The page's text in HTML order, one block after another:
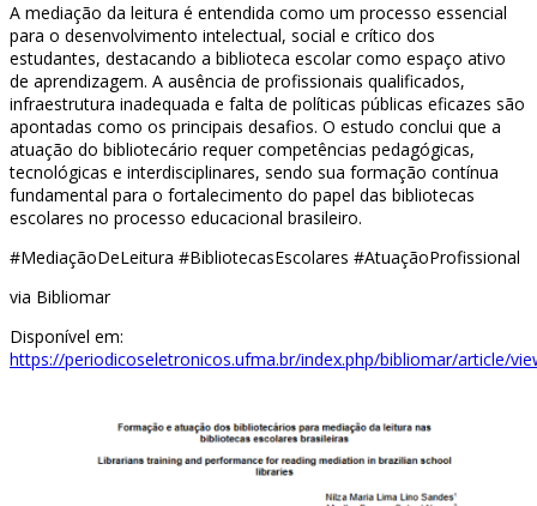
A mediação da leitura é entendida como um processo essencial
para o desenvolvimento intelectual, social e crítico dos
estudantes, destacando a biblioteca escolar como espaço ativo
de aprendizagem. A ausência de profissionais qualificados,
infraestrutura inadequada e falta de políticas públicas eficazes são
apontadas como os principais desafios. O estudo conclui que a
atuação do bibliotecário requer competências pedagógicas,
tecnológicas e interdisciplinares, sendo sua formação contínua
fundamental para o fortalecimento do papel das bibliotecas
escolares no processo educacional brasileiro.
#MediaçãoDeLeitura #BibliotecasEscolares #AtuaçãoProfissional
via Bibliomar
Disponível em:
https://periodicoseletronicos.ufma.br/index.php/bibliomar/article/